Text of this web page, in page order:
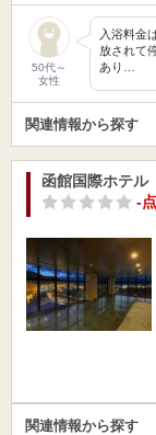
50代～
女性
入浴料金
放されて
あり…
関連情報から探す
函館国際ホテル
-点
関連情報から探す